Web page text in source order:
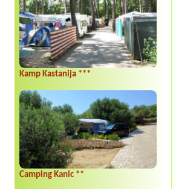
Kamp Kastanija ***
Camping Kanic **